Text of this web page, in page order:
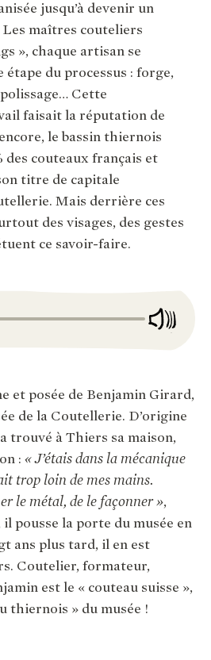
jusqu’à devenir un
Les maîtres couteliers
», chaque artisan se
étape du processus : forge,
Cette
faisait la réputation de
le bassin thiernois
couteaux français et
titre de capitale
Mais derrière ces
des visages, des gestes
ce savoir-faire.
et posée de Benjamin Girard,
de la Coutellerie. D’origine
trouvé à Thiers sa maison,
: « J’étais dans la mécanique
trop loin de mes mains.
le métal, de le façonner »,
pousse la porte du musée en
ans plus tard, il en est
Coutelier, formateur,
est le « couteau suisse »,
thiernois » du musée !